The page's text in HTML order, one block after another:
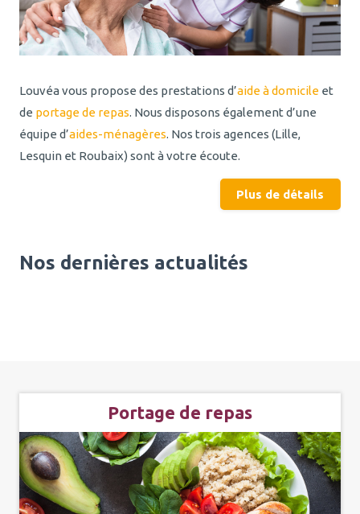
Louvéa vous propose des prestations d’aide à domicile et
de portage de repas. Nous disposons également d’une
équipe d’aides-ménagères. Nos trois agences (Lille,
Lesquin et Roubaix) sont à votre écoute.
Plus de détails
Nos dernières actualités
Portage de repas